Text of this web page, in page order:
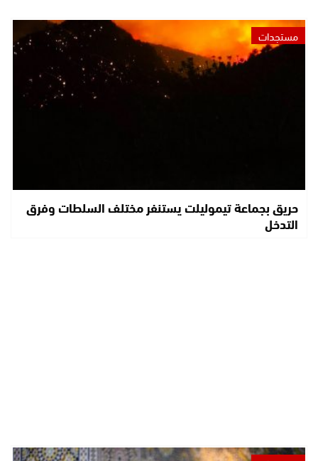
مستجدات
حريق بجماعة تيموليلت يستنفر مختلف السلطات وفرق
التدخل